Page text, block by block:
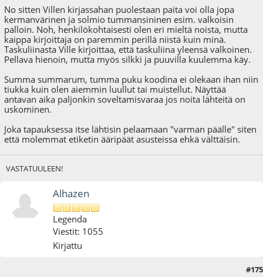
No sitten Villen kirjassahan puolestaan paita voi olla jopa
kermanvärinen ja solmio tummansininen esim. valkoisin
palloin. Noh, henkilökohtaisesti olen eri mieltä noista, mutta
kaippa kirjoittaja on paremmin perillä niistä kuin minä.
Taskuliinasta Ville kirjoittaa, että taskuliina yleensä valkoinen.
Pellava hienoin, mutta myös silkki ja puuvilla kuulemma käy.
Summa summarum, tumma puku koodina ei olekaan ihan niin
tiukka kuin olen aiemmin luullut tai muistellut. Näyttää
antavan aika paljonkin soveltamisvaraa jos noita lähteitä on
uskominen.
Joka tapauksessa itse lähtisin pelaamaan "varman päälle" siten
että molemmat etiketin ääripäät asusteissa ehkä välttäisin.
VASTATUULEEN!
Alhazen
Legenda
Viestit: 1055
Kirjattu
#175